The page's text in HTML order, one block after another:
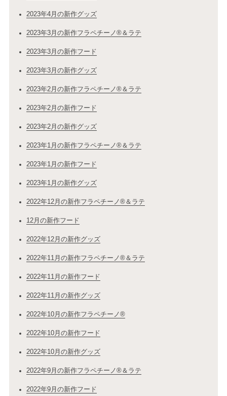
2023年4月の新作グッズ
2023年3月の新作フラペチーノ®＆ラテ
2023年3月の新作フード
2023年3月の新作グッズ
2023年2月の新作フラペチーノ®＆ラテ
2023年2月の新作フード
2023年2月の新作グッズ
2023年1月の新作フラペチーノ®＆ラテ
2023年1月の新作フード
2023年1月の新作グッズ
2022年12月の新作フラペチーノ®＆ラテ
12月の新作フード
2022年12月の新作グッズ
2022年11月の新作フラペチーノ®＆ラテ
2022年11月の新作フード
2022年11月の新作グッズ
2022年10月の新作フラペチーノ®
2022年10月の新作フード
2022年10月の新作グッズ
2022年9月の新作フラペチーノ®＆ラテ
2022年9月の新作フード